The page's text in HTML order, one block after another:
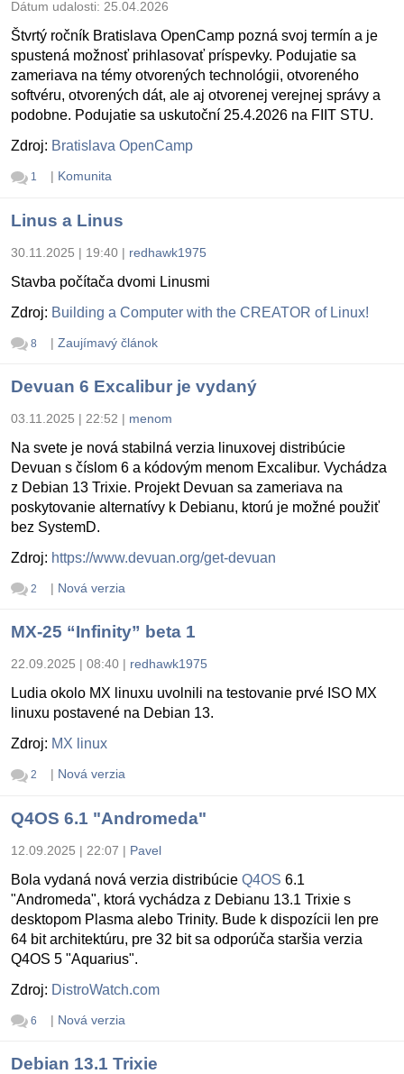
Dátum udalosti: 25.04.2026
Štvrtý ročník Bratislava OpenCamp pozná svoj termín a je
spustená možnosť prihlasovať príspevky. Podujatie sa
zameriava na témy otvorených technológii, otvoreného
softvéru, otvorených dát, ale aj otvorenej verejnej správy a
podobne. Podujatie sa uskutoční 25.4.2026 na FIIT STU.
Zdroj: Bratislava OpenCamp
1 | Komunita
Linus a Linus
30.11.2025 | 19:40 | redhawk1975
Stavba počítača dvomi Linusmi
Zdroj: Building a Computer with the CREATOR of Linux!
8 | Zaujímavý článok
Devuan 6 Excalibur je vydaný
03.11.2025 | 22:52 | menom
Na svete je nová stabilná verzia linuxovej distribúcie
Devuan s číslom 6 a kódovým menom Excalibur. Vychádza
z Debian 13 Trixie. Projekt Devuan sa zameriava na
poskytovanie alternatívy k Debianu, ktorú je možné použiť
bez SystemD.
Zdroj: https://www.devuan.org/get-devuan
2 | Nová verzia
MX-25 “Infinity” beta 1
22.09.2025 | 08:40 | redhawk1975
Ludia okolo MX linuxu uvolnili na testovanie prvé ISO MX
linuxu postavené na Debian 13.
Zdroj: MX linux
2 | Nová verzia
Q4OS 6.1 "Andromeda"
12.09.2025 | 22:07 | Pavel
Bola vydaná nová verzia distribúcie Q4OS 6.1
"Andromeda", ktorá vychádza z Debianu 13.1 Trixie s
desktopom Plasma alebo Trinity. Bude k dispozícii len pre
64 bit architektúru, pre 32 bit sa odporúča staršia verzia
Q4OS 5 "Aquarius".
Zdroj: DistroWatch.com
6 | Nová verzia
Debian 13.1 Trixie